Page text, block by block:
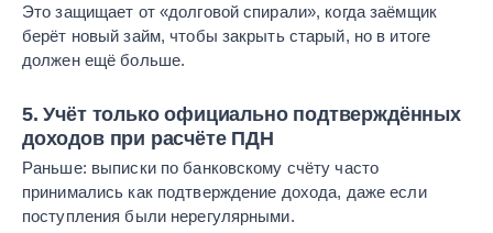
Это защищает от «долговой спирали», когда заёмщик
берёт новый займ, чтобы закрыть старый, но в итоге
должен ещё больше.
5. Учёт только официально подтверждённых
доходов при расчёте ПДН
Раньше: выписки по банковскому счёту часто
принимались как подтверждение дохода, даже если
поступления были нерегулярными.